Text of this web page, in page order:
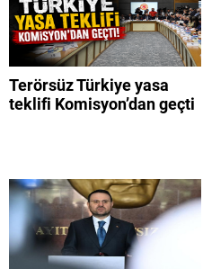
Terörsüz Türkiye yasa
teklifi Komisyon’dan geçti